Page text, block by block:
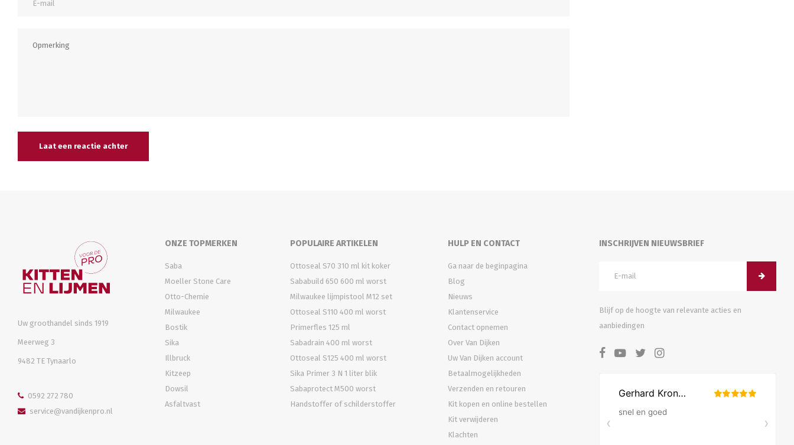
Laat een reactie achter
Uw groothandel sinds 1919
Meerweg 3
9482 TE Tynaarlo
0592 272 780
service@vandijkenpro.nl
ONZE TOPMERKEN
Saba
Moeller Stone Care
Otto-Chemie
Milwaukee
Bostik
Sika
Illbruck
Kitzeep
Dowsil
Asfaltvast
POPULAIRE ARTIKELEN
Ottoseal S70 310 ml kit koker
Sababuild 650 600 ml worst
Milwaukee lijmpistool M12 set
Ottoseal S110 400 ml worst
Primerfles 125 ml
Sabadrain 400 ml worst
Ottoseal S125 400 ml worst
Sika Primer 3 N 1 liter blik
Sabaprotect M500 worst
Handstoffer of schilderstoffer
HULP EN CONTACT
Ga naar de beginpagina
Blog
Nieuws
Klantenservice
Contact opnemen
Over Van Dijken
Uw Van Dijken account
Betaalmogelijkheden
Verzenden en retouren
Kit kopen en online bestellen
Kit verwijderen
Klachten
INSCHRIJVEN NIEUWSBRIEF
Blijf op de hoogte van relevante acties en
aanbiedingen